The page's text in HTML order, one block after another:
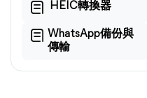
HEIC轉換器
WhatsApp備份與
傳輸